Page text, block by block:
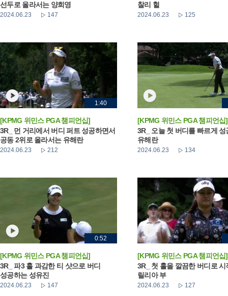
선두로 올라서는 양희영
2024.06.23 147
찰리 헐
2024.06.23 125
1:40
[KPMG 위민스 PGA 챔피언십]
3R_ 먼 거리에서 버디 퍼트 성공하면서
공동 2위로 올라서는 유해란
2024.06.23 212
[KPMG 위민스 PGA 챔피언십]
3R_ 오늘 첫 버디를 빠르게 성
유해란
2024.06.23 134
0:52
[KPMG 위민스 PGA 챔피언십]
3R_ 파3 홀 과감한 티 샷으로 버디
성공하는 성유진
2024.06.23 147
[KPMG 위민스 PGA 챔피언십]
3R_ 첫 홀을 깔끔한 버디로 시
릴리아 부
2024.06.23 127